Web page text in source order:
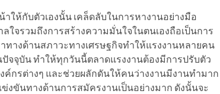
ห้กับตัวเองนั้น เคล็ดลับในการหางานอย่างมือ
จรวมถึงการสร้างความมั่นใจในตนเองถือเป็นการ
างด้านสภาวะทางเศรษฐกิจทำให้แรงงานหลายคน
จจุบัน ทำให้ทุกวันนี้ตลาดแรงงานต้องมีการปรับตัว
กรต่างๆ และช่วยผลักดันให้คนว่างงานมีงานทำมาก
ขันทางด้านการสมัครงานเป็นอย่างมาก ดังนั้นจะ